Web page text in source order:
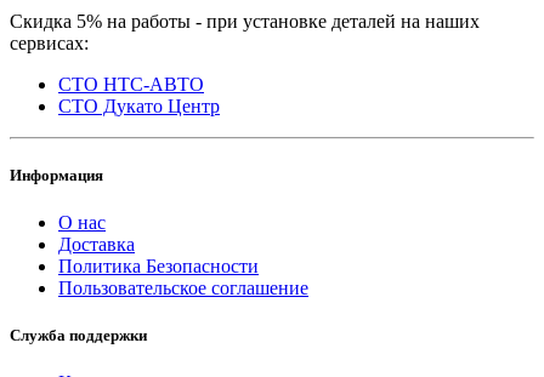
Скидка 5% на работы - при установке деталей на наших
сервисах:
СТО НТС-АВТО
СТО Дукато Центр
Информация
О нас
Доставка
Политика Безопасности
Пользовательское соглашение
Служба поддержки